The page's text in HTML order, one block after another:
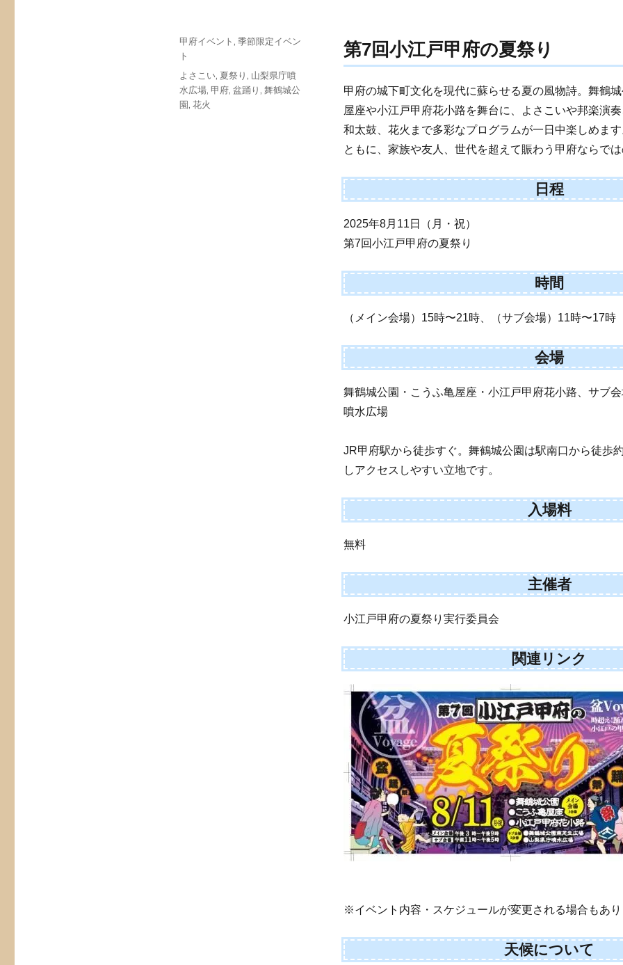
第7回小江戸甲府の夏祭り
甲府の城下町文化を現代に蘇らせる夏の風物詩。舞鶴
屋座や小江戸甲府花小路を舞台に、よさこいや邦楽演
和太鼓、花火まで多彩なプログラムが一日中楽しめま
ともに、家族や友人、世代を超えて賑わう甲府ならで
日程
2025年8月11日（月・祝）
第7回小江戸甲府の夏祭り
時間
（メイン会場）15時〜21時、（サブ会場）11時〜17時
会場
舞鶴城公園・こうふ亀屋座・小江戸甲府花小路、サブ
噴水広場
JR甲府駅から徒歩すぐ。舞鶴城公園は駅南口から徒歩
しアクセスしやすい立地です。
入場料
無料
主催者
小江戸甲府の夏祭り実行委員会
関連リンク
※イベント内容・スケジュールが変更される場合もあ
天候について
投
稿
カ
テ
ゴ
リ
ー
甲府イベント , 季節限定イベン
ト
タ
グ
よさこい, 夏祭り , 山梨県庁噴
水広場, 甲府, 盆踊り , 舞鶴城公
園, 花火